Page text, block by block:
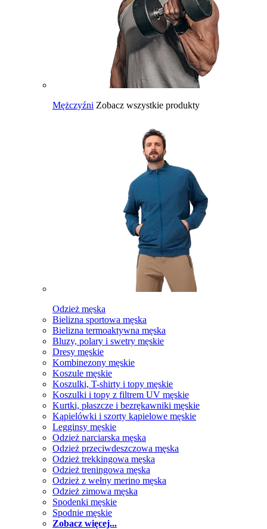
Mężczyźni Zobacz wszystkie produkty
Odzież męska
Bielizna sportowa męska
Bielizna termoaktywna męska
Bluzy, polary i swetry męskie
Dresy męskie
Kombinezony męskie
Koszule męskie
Koszulki, T-shirty i topy męskie
Koszulki i topy z filtrem UV męskie
Kurtki, płaszcze i bezrękawniki męskie
Kąpielówki i szorty kąpielowe męskie
Legginsy męskie
Odzież narciarska męska
Odzież przeciwdeszczowa męska
Odzież trekkingowa męska
Odzież treningowa męska
Odzież z wełny merino męska
Odzież zimowa męska
Spodenki męskie
Spodnie męskie
Zobacz więcej...